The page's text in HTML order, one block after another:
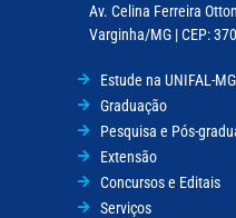
Av. Celina Ferreira
Varginha/MG | CEP:
Estude na UNIFAL-MG
Graduação
Pesquisa e Pós-
Extensão
Concursos e Editais
Serviços